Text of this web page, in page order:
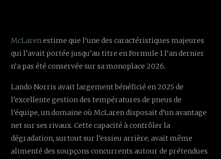
McLarenestime que l’une des caractéristiques majeures
qui l’avait portée jusqu’au titre en Formule 1 l’an dernier
n’a pas été conservée sur sa monoplace 2026.
Lando Norris avait largement bénéficié en 2025 de
l’excellente gestion des températures de pneus de
l’équipe, un domaine où McLaren disposait d’un avantage
net sur ses rivaux. Cette capacité à contrôler la
dégradation, surtout sur l’essieu arrière, avait même
alimenté des soupçons concurrents autour de prétendues